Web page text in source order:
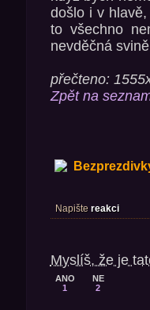
došlo i v
to všechno
nevděčná
přečteno:
Zpět na
Napište reakci
Myslíš, že je
ANO
1
NE
2